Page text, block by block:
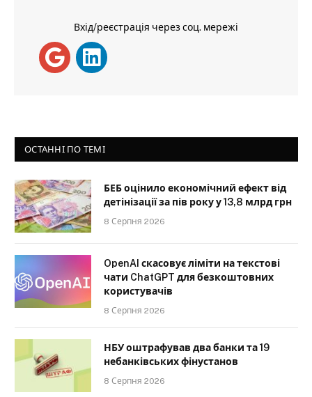
Вхід/реєстрація через соц. мережі
ОСТАННІ ПО ТЕМІ
БЕБ оцінило економічний ефект від
детінізації за пів року у 13,8 млрд грн
8 Серпня 2026
OpenAI скасовує ліміти на текстові
чати ChatGPT для безкоштовних
користувачів
8 Серпня 2026
НБУ оштрафував два банки та 19
небанківських фінустанов
8 Серпня 2026